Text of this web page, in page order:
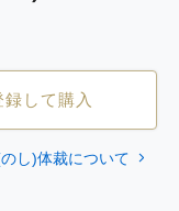
して購入
し)体裁について